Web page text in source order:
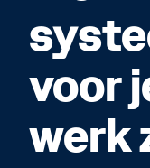
voor
werk